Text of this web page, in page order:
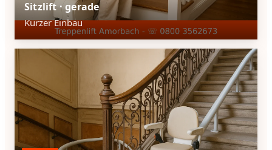
Sitzlift · gerade
Kurzer Einbau